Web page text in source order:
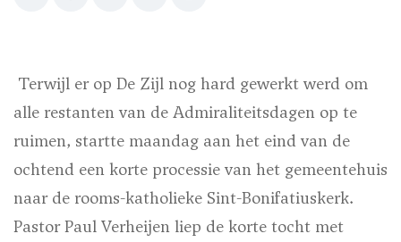
Terwijl er op De Zijl nog hard gewerkt werd om
alle restanten van de Admiraliteitsdagen op te
ruimen, startte maandag aan het eind van de
ochtend een korte processie van het gemeentehuis
naar de rooms-katholieke Sint-Bonifatiuskerk.
Pastor Paul Verheijen liep de korte tocht met